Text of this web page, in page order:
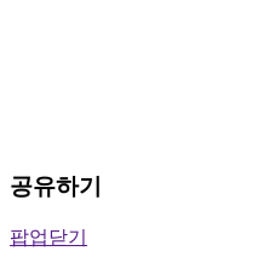
공유하기
팝업닫기